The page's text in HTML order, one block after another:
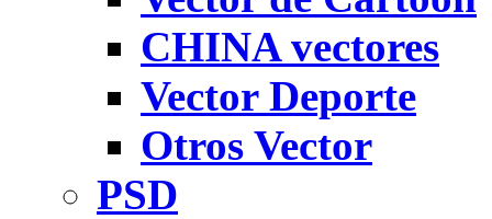
CHINA vectores
Vector Deporte
Otros Vector
PSD